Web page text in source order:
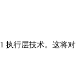
行层技术。这